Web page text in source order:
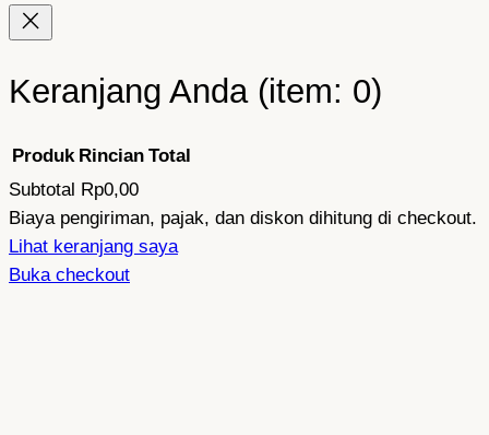
Keranjang Anda (item: 0)
Produk
di
Produk Rincian Total
Subtotal Rp0,00
Biaya pengiriman, pajak, dan diskon dihitung di checkout.
Lihat keranjang saya
Buka checkout